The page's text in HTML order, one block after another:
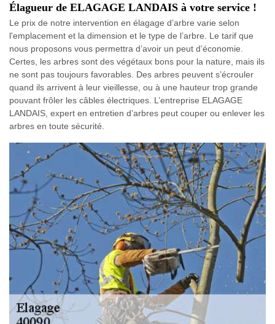
Élagueur de ELAGAGE LANDAIS à votre service !
Le prix de notre intervention en élagage d’arbre varie selon
l'emplacement et la dimension et le type de l’arbre. Le tarif que
nous proposons vous permettra d’avoir un peut d’économie.
Certes, les arbres sont des végétaux bons pour la nature, mais ils
ne sont pas toujours favorables. Des arbres peuvent s’écrouler
quand ils arrivent à leur vieillesse, ou à une hauteur trop grande
pouvant frôler les câbles électriques. L’entreprise ELAGAGE
LANDAIS, expert en entretien d’arbres peut couper ou enlever les
arbres en toute sécurité.